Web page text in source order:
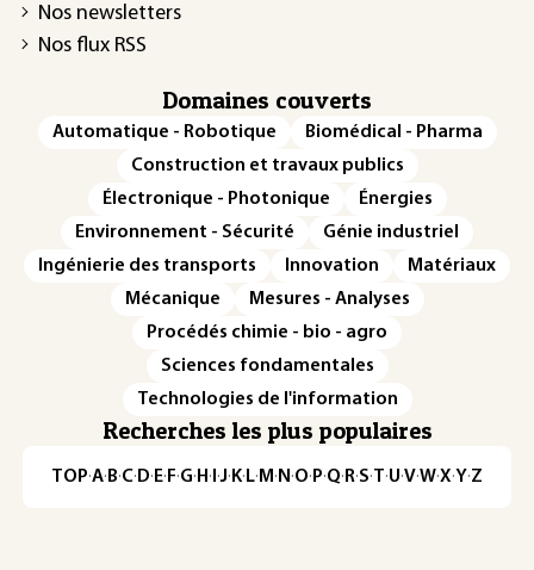
Nos newsletters
Nos flux RSS
Domaines couverts
Automatique - Robotique
Biomédical - Pharma
Construction et travaux publics
Électronique - Photonique
Énergies
Environnement - Sécurité
Génie industriel
Ingénierie des transports
Innovation
Matériaux
Mécanique
Mesures - Analyses
Procédés chimie - bio - agro
Sciences fondamentales
Technologies de l'information
Recherches les plus populaires
TOP·A·B·C·D· E· F·G· H · ·J· K· L· M · N ·O·P·Q·R·S·T·U·V·W·X·Y·Z